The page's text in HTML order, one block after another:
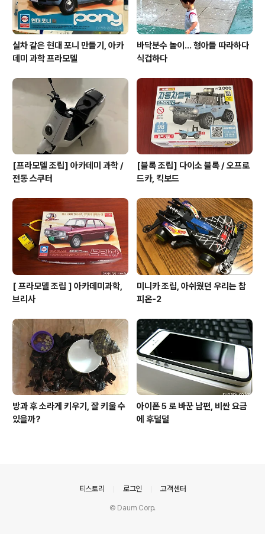
실차 같은 현대 포니 만들기, 아카
데미 과학 프라모델
바닥분수 놀이... 형아들 따라하다
식겁하다
[프라모델 조립] 아카데미 과학 /
전동 스쿠터
[블록 조립] 다이소 블록 / 오프로
드카, 킥보드
[ 프라모델 조립 ] 아카데미과학,
브리사
미니카 조립, 아쉬웠던 우리는 참
피온-2
방과 후 소라게 키우기, 잘 키울 수
있을까?
아이폰 5 로 바꾼 남편, 비싼 요금
에 후덜덜
티스토리 로그인 고객센터
© Daum Corp.